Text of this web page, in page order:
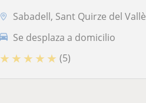
Sabadell, Sant Quirze del Vallès, Castellar del Vallès, Terrassa
Se desplaza a domicilio
★ ★ ★ ★ ★ (5)